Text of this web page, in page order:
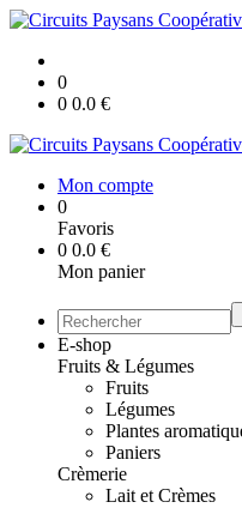
0
0 0.0 €
Mon compte
0
Favoris
0 0.0 €
Mon panier
E-shop
Fruits & Légumes
Fruits
Légumes
Plantes
Paniers
Crèmerie
Lait et Crèmes